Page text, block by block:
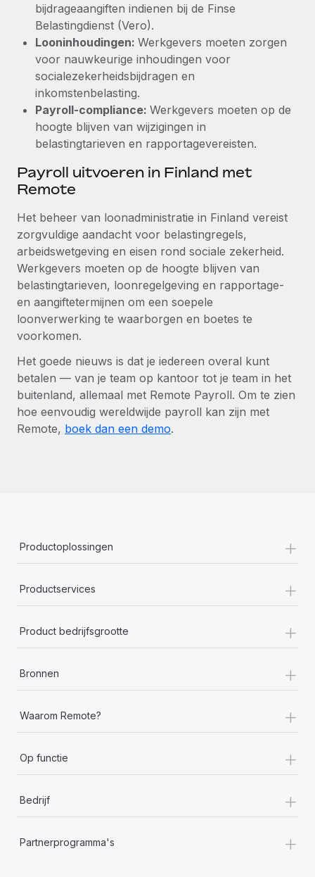
bijdrageaangiften indienen bij de Finse
Belastingdienst (Vero).
Looninhoudingen: Werkgevers moeten zorgen
voor nauwkeurige inhoudingen voor
socialezekerheidsbijdragen en
inkomstenbelasting.
Payroll-compliance: Werkgevers moeten op de
hoogte blijven van wijzigingen in
belastingtarieven en rapportagevereisten.
Payroll uitvoeren in Finland met
Remote
Het beheer van loonadministratie in Finland vereist
zorgvuldige aandacht voor belastingregels,
arbeidswetgeving en eisen rond sociale zekerheid.
Werkgevers moeten op de hoogte blijven van
belastingtarieven, loonregelgeving en rapportage-
en aangiftetermijnen om een soepele
loonverwerking te waarborgen en boetes te
voorkomen.
Het goede nieuws is dat je iedereen overal kunt
betalen — van je team op kantoor tot je team in het
buitenland, allemaal met Remote Payroll. Om te zien
hoe eenvoudig wereldwijde payroll kan zijn met
Remote, boek dan een demo.
Productoplossingen +
Productservices +
Product bedrijfsgrootte +
Bronnen +
Waarom Remote? +
Op functie +
Bedrijf +
Partnerprogramma's +